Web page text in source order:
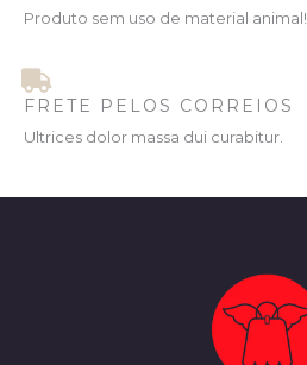
Produto sem uso de material animal!
FRETE PELOS CORREIOS
Ultrices dolor massa dui curabitur.